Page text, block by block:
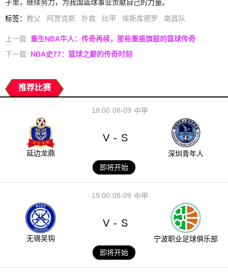
子里，继续努力，为我国篮球事业贡献自己的力量。
标签： 教父 阿贾克斯 扑救 比甲 埃斯库德罗 南昌队
上一篇: 重生NBA牛人：传奇再续，那些重振旗鼓的篮球传奇
下一篇: NBA史77：篮球之巅的传奇时刻
推荐比赛
08-09
18:00 中甲
延边龙鼎
V - S
深圳青年人
即将开始
08-09
19:00 中甲
无锡吴钩
V - S
宁波职业足球俱乐部
即将开始